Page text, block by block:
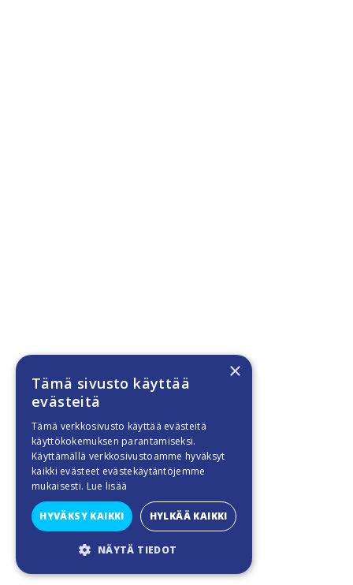
×
Tämä sivusto käyttää
evästeitä
Tämä verkkosivusto käyttää evästeitä
käyttökokemuksen parantamiseksi.
Käyttämällä verkkosivustoamme hyväksyt
kaikki evästeet evästekäytäntöjemme
mukaisesti. Lue lisää
HYVÄKSY KAIKKI HYLKÄÄ KAIKKI
NÄYTÄ TIEDOT
SUORITUSKYVYLLISET